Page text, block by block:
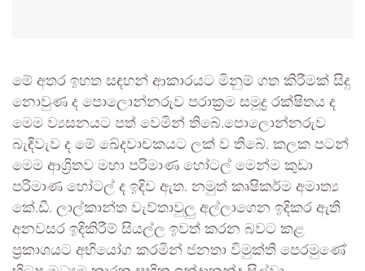
මේ අතර ඉහත සඳහන් ආකාරයට මිනුම් ගත කිරීමක් සිදු
නොවුණ ද පොලොන්නරුව පරාක්‍රම සමූද්‍ර රක්ෂිතය ද
මෙම ව්‍යසනයට පත් වෙමින් තිබේ.පොලොන්නරුව
බැඳිවැව ද මේ ඛේදවාචකයට ලක් ව තිබේ. කලක පටන්
මෙම ආශ්‍රිතව මහා පරිමාණ හෝටල් මෙන්ම කුඩා
පරිමාණ හෝටල් ද ඉදිව ඇත. නමුත් කෘෂිකර්ම අමාත්‍ය
කේ.ඩී. ලාල්කාන්ත වැව්තාවුලු අල්ලාගෙන ඉදිකර ඇති
අනවසර ඉදිකිරීම් සියල්ල ඉවත් කරන බවට කළ
ප්‍රකාශයට අභියෝග කරමින් ජනතා විමුක්ති පෙරමුණේ